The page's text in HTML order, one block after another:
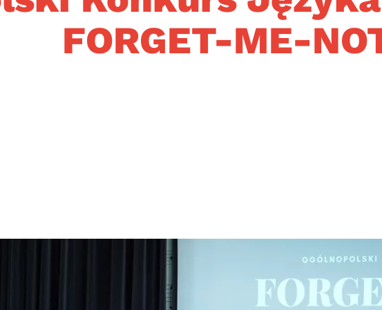
FORGET-ME-